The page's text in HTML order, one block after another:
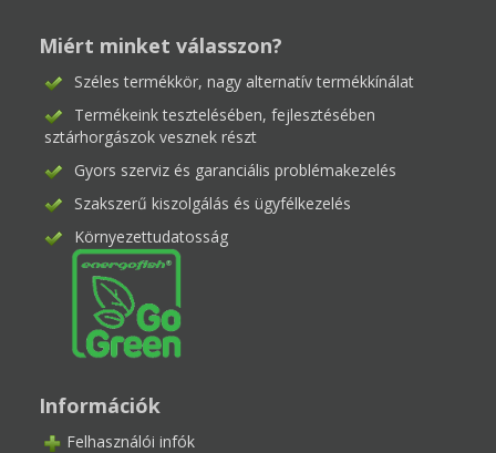
Miért minket válasszon?
Széles termékkör, nagy alternatív termékkínálat
Termékeink tesztelésében, fejlesztésében
sztárhorgászok vesznek részt
Gyors szerviz és garanciális problémakezelés
Szakszerű kiszolgálás és ügyfélkezelés
Környezettudatosság
Információk
Felhasználói infók